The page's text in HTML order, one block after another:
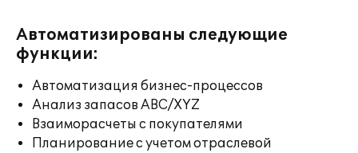
Автоматизированы следующие
функции:
Автоматизация бизнес-процессов
Анализ запасов ABC/XYZ
Взаиморасчеты с покупателями
Планирование с учетом отраслевой